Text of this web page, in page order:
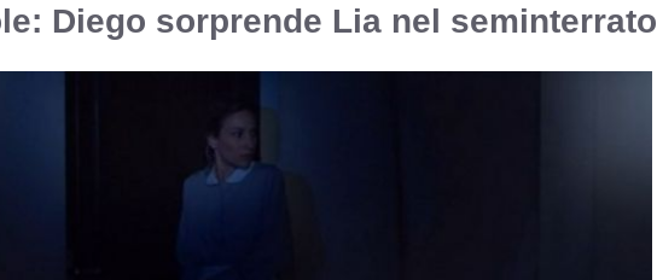
Diego sorprende Lia nel seminterrato